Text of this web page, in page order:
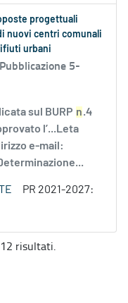
progettuali
nuovi centri comunali
urbani
5-
sul BURP n.4
l’...Leta
e-mail:
PR 2021-2027:
risultati.